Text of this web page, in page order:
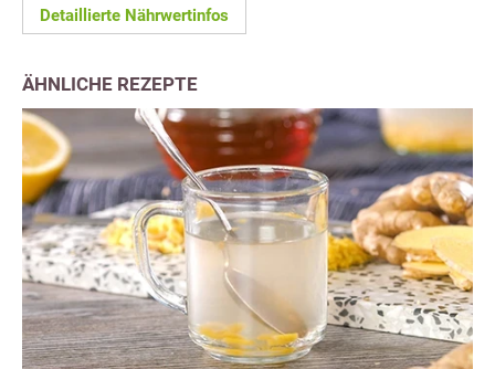
Detaillierte Nährwertinfos
ÄHNLICHE REZEPTE